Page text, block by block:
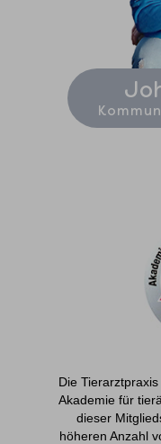
Die
Akademie für
dieser
höheren Anzahl